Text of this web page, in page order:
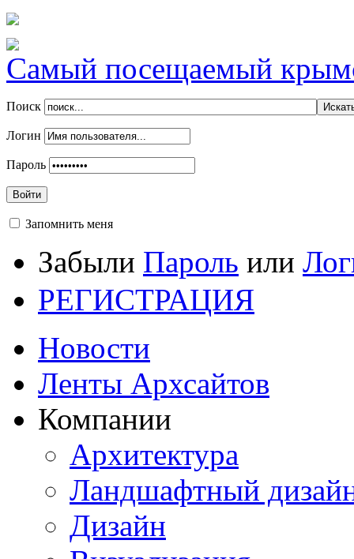
Самый посещаемый
Поиск
Логин
Пароль
Войти
Запомнить меня
Забыли Пароль или
РЕГИСТРАЦИЯ
Новости
Ленты Архсайтов
Компании
Архитектура
Ландшафтный
Дизайн